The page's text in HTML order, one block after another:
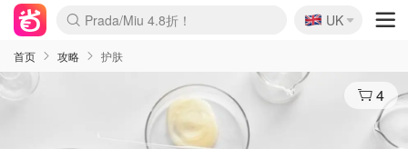
麦卢卡蜂蜜夏促！个位数！
Prada/Miu 4.8折！
啥？必胜客披萨5折！
🇬🇧
UK
首页 攻略 护肤
4